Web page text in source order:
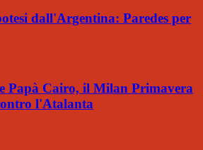
dall'Argentina: Paredes per
Papà Cairo, il Milan Primavera
l'Atalanta